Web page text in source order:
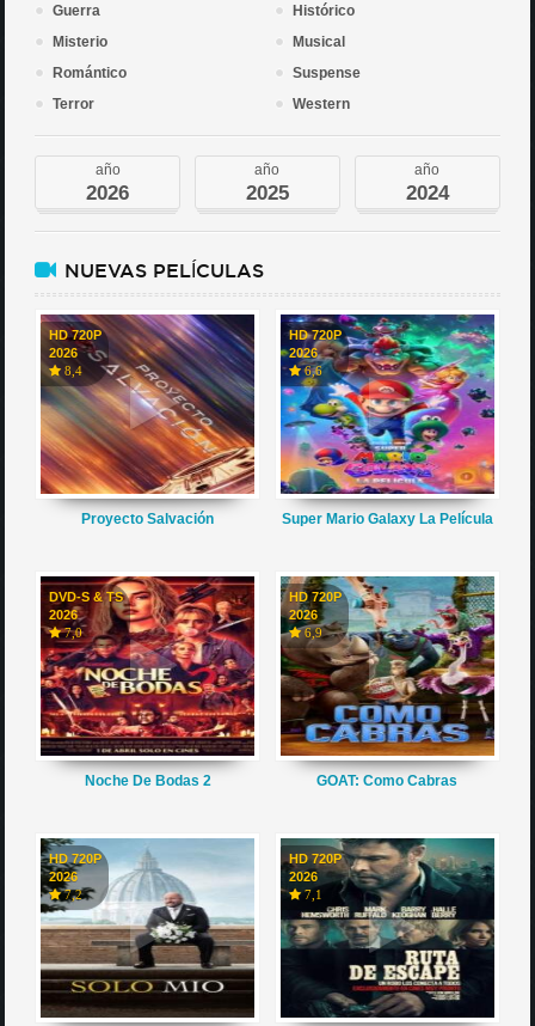
Guerra
Histórico
Misterio
Musical
Romántico
Suspense
Terror
Western
año
2026
año
2025
año
2024
NUEVAS PELÍCULAS
HD 720P
2026
8,4
Proyecto Salvación
HD 720P
2026
6,6
Super Mario Galaxy La Película
DVD-S & TS
2026
7,0
Noche De Bodas 2
HD 720P
2026
6,9
GOAT: Como Cabras
HD 720P
2026
7,2
HD 720P
2026
7,1